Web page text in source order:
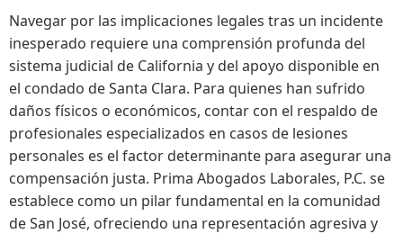
Navegar por las implicaciones legales tras un incidente
inesperado requiere una comprensión profunda del
sistema judicial de California y del apoyo disponible en
el condado de Santa Clara. Para quienes han sufrido
daños físicos o económicos, contar con el respaldo de
profesionales especializados en casos de lesiones
personales es el factor determinante para asegurar una
compensación justa. Prima Abogados Laborales, P.C. se
establece como un pilar fundamental en la comunidad
de San José, ofreciendo una representación agresiva y